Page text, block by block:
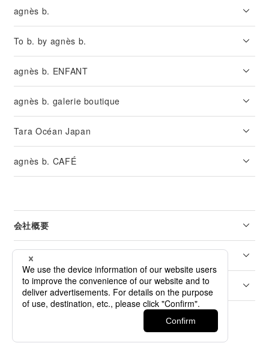
agnès b.
To b. by agnès b.
agnès b. ENFANT
agnès b. galerie boutique
Tara Océan Japan
agnès b. CAFÉ
会社概要
リーガル
カスタマーサービス